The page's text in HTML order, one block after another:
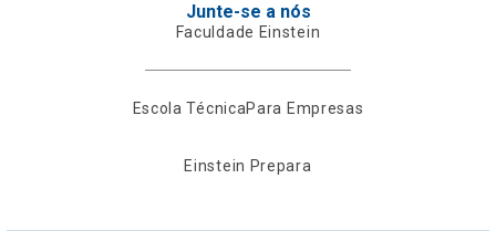
Junte-se a nós
Faculdade Einstein
Escola TécnicaPara Empresas
Einstein Prepara